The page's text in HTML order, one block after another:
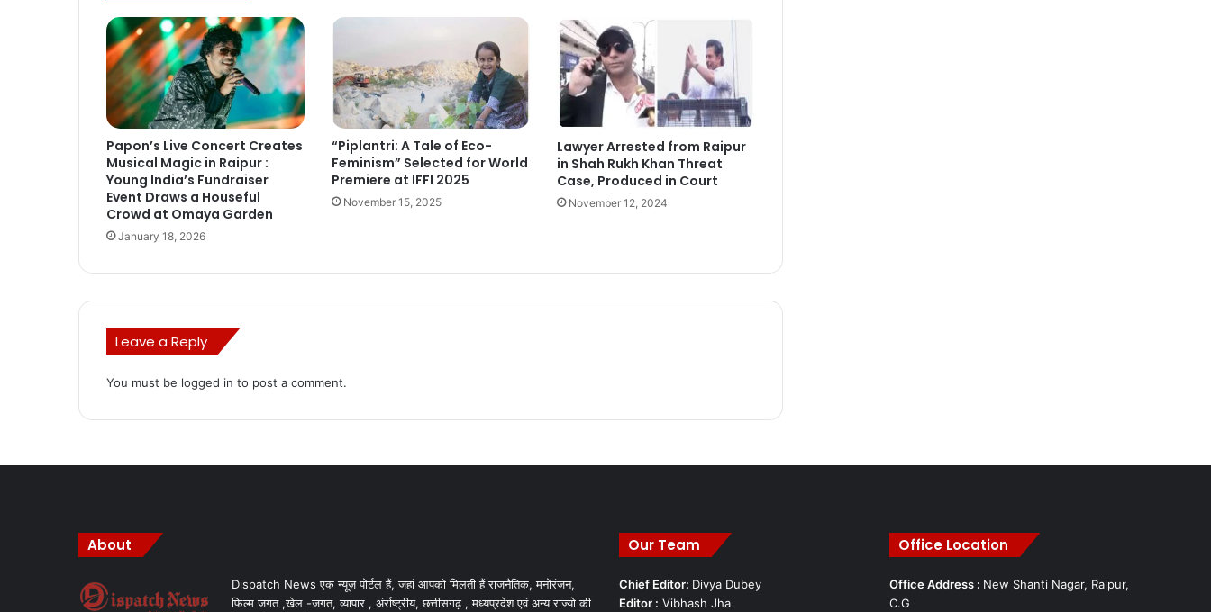
Papon’s Live Concert Creates
Musical Magic in Raipur :
Young India’s Fundraiser
Event Draws a Houseful
Crowd at Omaya Garden
January 18, 2026
“Piplantri: A Tale of Eco-
Feminism” Selected for World
Premiere at IFFI 2025
November 15, 2025
Lawyer Arrested from Raipur
in Shah Rukh Khan Threat
Case, Produced in Court
November 12, 2024
Leave a Reply
You must be logged in to post a comment.
About
Dispatch News एक न्यूज़ पोर्टल हैं, जहां आपको मिलती हैं राजनैतिक, मनोरंजन,
फिल्म जगत ,खेल -जगत, व्यापार , अंर्राष्ट्रीय, छत्तीसगढ़ , मध्यप्रदेश एवं अन्य राज्यो की
Our Team
Chief Editor: Divya Dubey
Editor : Vibhash Jha
Office Location
Office Address : New Shanti Nagar, Raipur,
C.G